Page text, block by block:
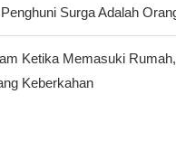
Surga Adalah
Ketika Memasuki Rumah,
Keberkahan